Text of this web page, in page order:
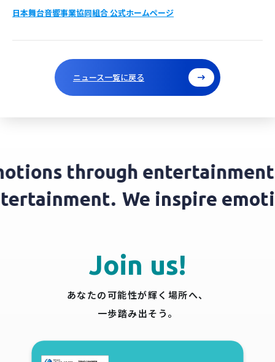
日本舞台音響事業協同組合 公式ホームページ
ニュース一覧に戻る
through entertainment.
We inspire
Join us!
あなたの可能性が輝く場所へ、
一歩踏み出そう。